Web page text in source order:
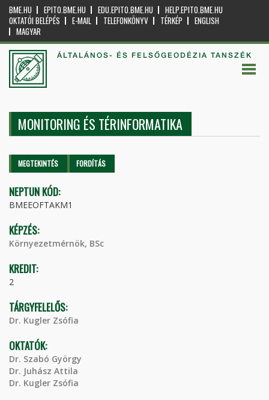
BME.HU EPITO.BME.HU EDU.EPITO.BME.HU
HELP.EPITO.BME.HU
OKTATÓI BELÉPÉS
E-MAIL TELEFONKÖNYV TÉRKÉP
ENGLISH
MAGYAR
ÁLTALÁNOS- ÉS FELSŐGEODÉZIA TANSZÉK
MONITORING ÉS TÉRINFORMATIKA
Elsődleges fülek
MEGTEKINTÉS (AKTÍVFORDÍTÁS
NEPTUN KÓD:
BMEEOFTAKM1
KÉPZÉS:
Környezetmérnök, BSc
KREDIT:
2
TÁRGYFELELŐS:
Dr. Kugler Zsófia
OKTATÓK:
Dr. Szabó György
Dr. Juhász Attila
Dr. Kugler Zsófia